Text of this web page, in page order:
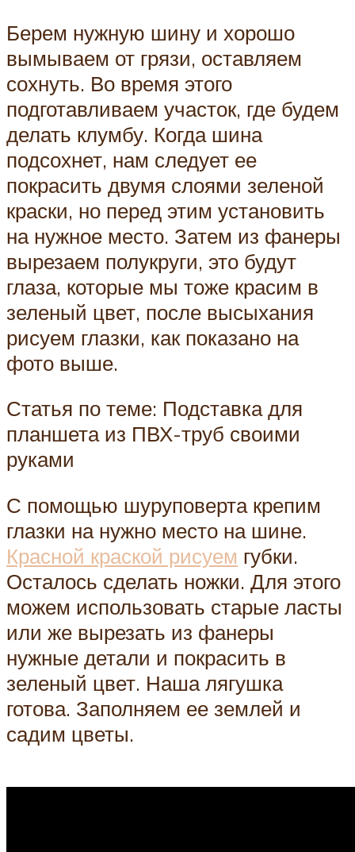
Берем нужную шину и хорошо
вымываем от грязи, оставляем
сохнуть. Во время этого
подготавливаем участок, где будем
делать клумбу. Когда шина
подсохнет, нам следует ее
покрасить двумя слоями зеленой
краски, но перед этим установить
на нужное место. Затем из фанеры
вырезаем полукруги, это будут
глаза, которые мы тоже красим в
зеленый цвет, после высыхания
рисуем глазки, как показано на
фото выше.
Статья по теме: Подставка для
планшета из ПВХ-труб своими
руками
С помощью шуруповерта крепим
глазки на нужно место на шине.
Красной краской рисуем губки.
Осталось сделать ножки. Для этого
можем использовать старые ласты
или же вырезать из фанеры
нужные детали и покрасить в
зеленый цвет. Наша лягушка
готова. Заполняем ее землей и
садим цветы.